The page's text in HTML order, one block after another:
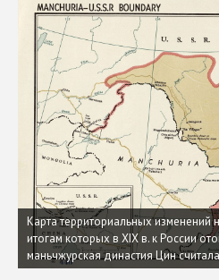
Карта территориальных изменений
итогам которых в XIX в. к России
маньчжурская династия Цин